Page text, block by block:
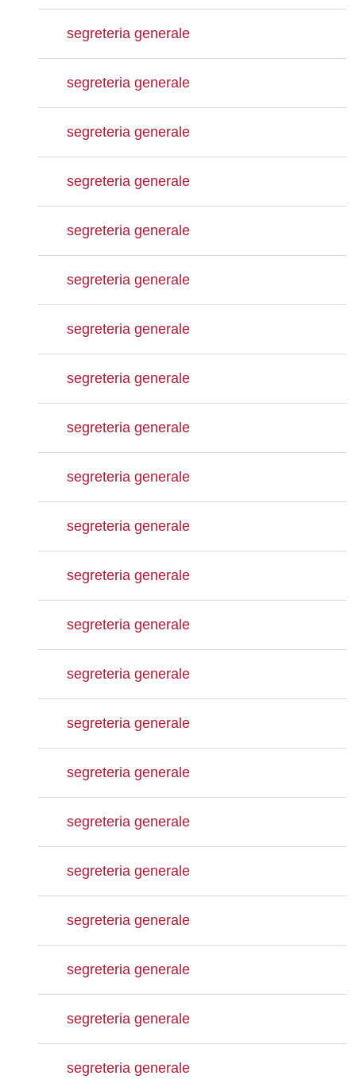
segreteria generale
segreteria generale
segreteria generale
segreteria generale
segreteria generale
segreteria generale
segreteria generale
segreteria generale
segreteria generale
segreteria generale
segreteria generale
segreteria generale
segreteria generale
segreteria generale
segreteria generale
segreteria generale
segreteria generale
segreteria generale
segreteria generale
segreteria generale
segreteria generale
segreteria generale